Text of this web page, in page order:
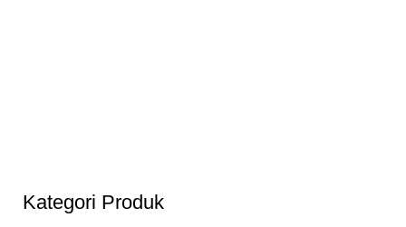
Kategori Produk